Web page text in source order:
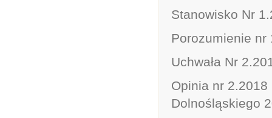
Stanowisko Nr
Porozumienie nr
Uchwała Nr
Opinia nr
Dolnośląskiego